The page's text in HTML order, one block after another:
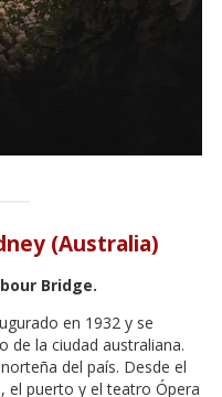
(Australia)
Bridge.
en 1932 y se
de la ciudad australiana.
del país. Desde el
el puerto y el teatro Ópera